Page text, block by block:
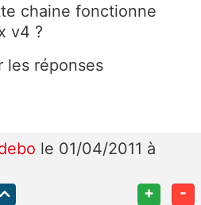
chaine fonctionne
v4 ?
les réponses
le 01/04/2011 à
+ -